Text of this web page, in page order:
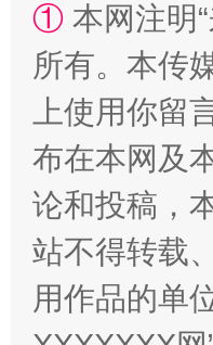
① 本网注明
所有。本传
上使用你留
布在本网及
论和投稿，
站不得转载
用作品的单